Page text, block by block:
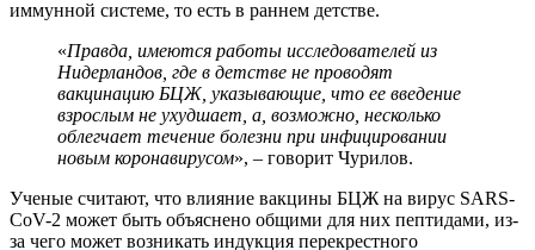
иммунной системе, то есть в раннем детстве.
«Правда, имеются работы исследователей из
Нидерландов, где в детстве не проводят
вакцинацию БЦЖ, указывающие, что ее введение
взрослым не ухудшает, а, возможно, несколько
облегчает течение болезни при инфицировании
новым коронавирусом», – говорит Чурилов.
Ученые считают, что влияние вакцины БЦЖ на вирус SARS-
CoV-2 может быть объяснено общими для них пептидами, из-
за чего может возникать индукция перекрестного